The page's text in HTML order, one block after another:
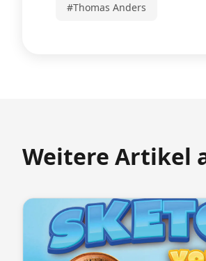
#Thomas Anders
Weitere Artikel